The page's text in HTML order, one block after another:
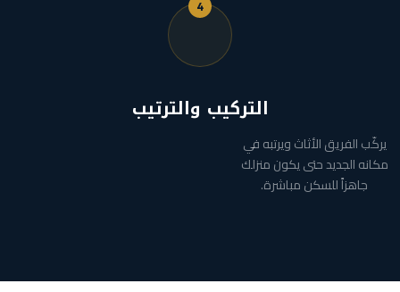
4
التركيب والترتيب
يركّب الفريق الأثاث ويرتبه في
مكانه الجديد حتى يكون منزلك
جاهزاً للسكن مباشرة.